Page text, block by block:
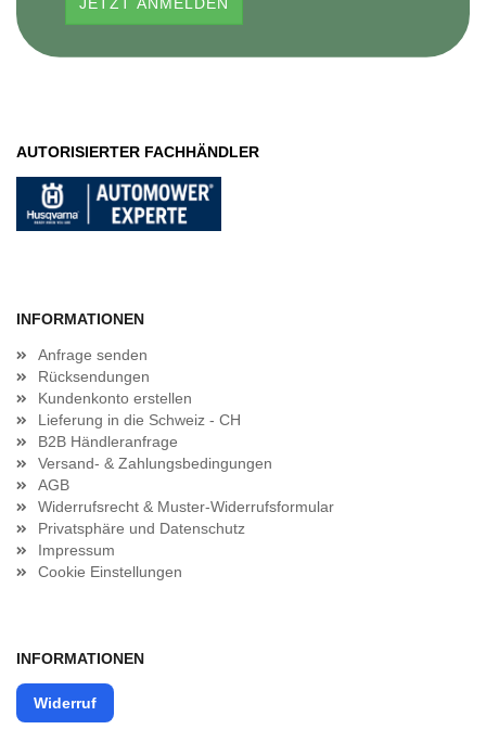
AUTORISIERTER FACHHÄNDLER
INFORMATIONEN
Anfrage senden
Rücksendungen
Kundenkonto erstellen
Lieferung in die Schweiz - CH
B2B Händleranfrage
Versand- & Zahlungsbedingungen
AGB
Widerrufsrecht & Muster-Widerrufsformular
Privatsphäre und Datenschutz
Impressum
Cookie Einstellungen
INFORMATIONEN
Widerruf